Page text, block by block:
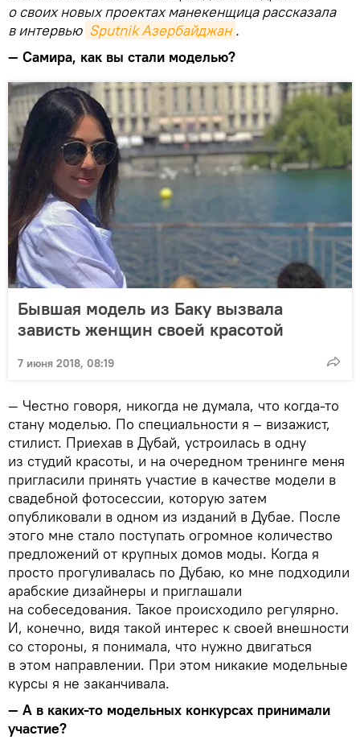
о своих новых проектах манекенщица рассказала
в интервью Sputnik Азербайджан .
— Самира, как вы стали моделью?
Бывшая модель из Баку вызвала
зависть женщин своей красотой
7 июня 2018, 08:19
— Честно говоря, никогда не думала, что когда-то
стану моделью. По специальности я – визажист,
стилист. Приехав в Дубай, устроилась в одну
из студий красоты, и на очередном тренинге меня
пригласили принять участие в качестве модели в
свадебной фотосессии, которую затем
опубликовали в одном из изданий в Дубае. После
этого мне стало поступать огромное количество
предложений от крупных домов моды. Когда я
просто прогуливалась по Дубаю, ко мне подходили
арабские дизайнеры и приглашали
на собеседования. Такое происходило регулярно.
И, конечно, видя такой интерес к своей внешности
со стороны, я понимала, что нужно двигаться
в этом направлении. При этом никакие модельные
курсы я не заканчивала.
— А в каких-то модельных конкурсах принимали
участие?